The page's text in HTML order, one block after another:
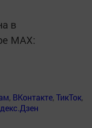
в
MАХ:
, ВКонтакте,ТикТок,